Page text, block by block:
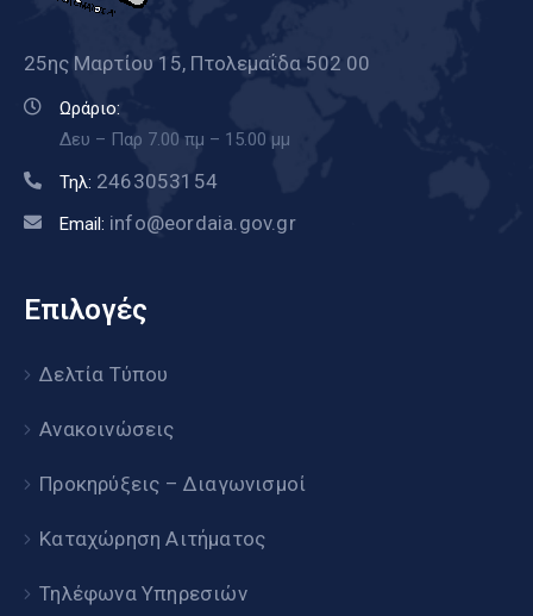
25ης Μαρτίου 15, Πτολεμαΐδα 502 00
Ωράριο:
Δευ – Παρ 7.00 πμ – 15.00 μμ
Τηλ: 2463053154
Email: info@eordaia.gov.gr
Επιλογές
Δελτία Τύπου
Ανακοινώσεις
Προκηρύξεις – Διαγωνισμοί
Καταχώρηση Αιτήματος
Τηλέφωνα Υπηρεσιών